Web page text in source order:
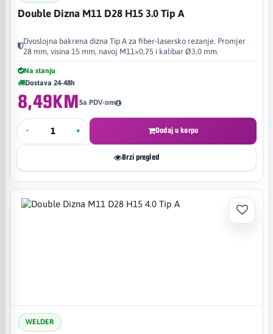
Double Dizna M11 D28 H15 3.0 Tip A
Dvoslojna bakrena dizna Tip A za fiber-lasersko rezanje. Promjer
28 mm, visina 15 mm, navoj M11×0,75 i kalibar Ø3,0 mm.
Na stanju
Dostava 24-48h
8,49KMSa PDV-om
- + Dodaj u korpu
Brzi pregled
WELDER